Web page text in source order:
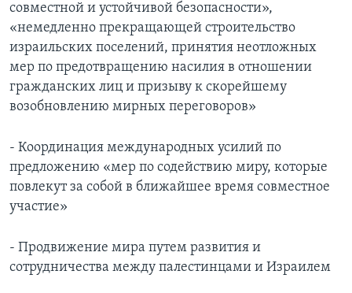
совместной и устойчивой безопасности»,
«немедленно прекращающей строительство
израильских поселений, принятия неотложных
мер по предотвращению насилия в отношении
гражданских лиц и призыву к скорейшему
возобновлению мирных переговоров»
- Координация международных усилий по
предложению «мер по содействию миру, которые
повлекут за собой в ближайшее время совместное
участие»
- Продвижение мира путем развития и
сотрудничества между палестинцами и Израилем